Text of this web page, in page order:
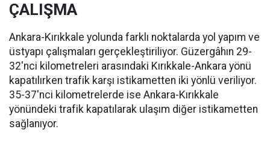
ÇALIŞMA
Ankara-Kırıkkale yolunda farklı noktalarda yol yapım ve
üstyapı çalışmaları gerçekleştiriliyor. Güzergâhın 29-
32'nci kilometreleri arasındaki Kırıkkale-Ankara yönü
kapatılırken trafik karşı istikametten iki yönlü veriliyor.
35-37'nci kilometrelerde ise Ankara-Kırıkkale
yönündeki trafik kapatılarak ulaşım diğer istikametten
sağlanıyor.